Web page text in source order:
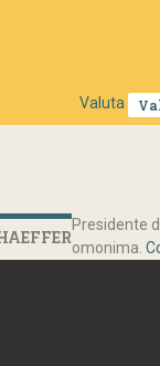
Valuta
Presidente
omonima.